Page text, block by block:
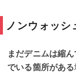
ノンウォッシ
まだデニムは縮
でいる箇所がある